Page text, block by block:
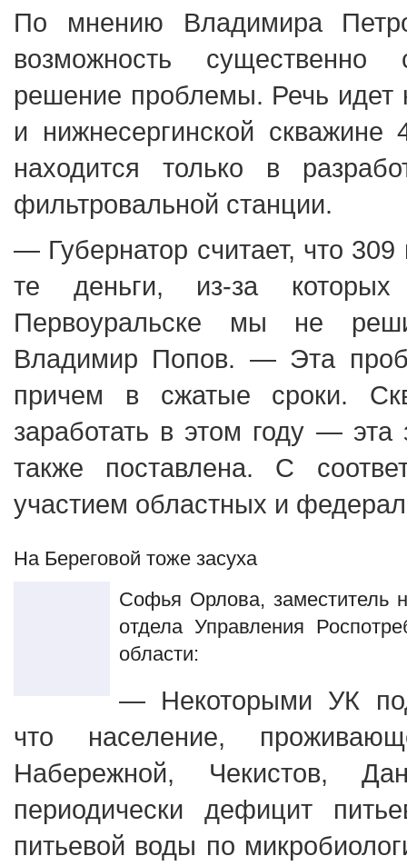
По мнению Владимира
возможность
решение проблемы. Речь идет
и нижнесергинской скважине
находится только в
фильтровальной станции.
— Губернатор считает, что
те деньги, из-за
Первоуральске мы не
Владимир Попов. — Эта
причем в сжатые сроки.
заработать в этом году — эта
также поставлена. С
участием областных и
На Береговой тоже засуха
Софья Орлова, заместитель
отдела Управления
области:
— Некоторыми УК
что население,
Набережной, Чекистов,
периодически дефицит
питьевой воды по